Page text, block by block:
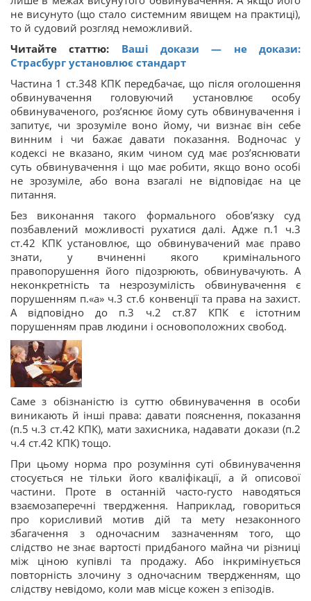
не висунуто (що стало системним явищем на практиці),
то й судовий розгляд неможливий.
Читайте статтю: Ваші докази — не докази:
Страсбург установлює стандарт
Частина 1 ст.348 КПК передбачає, що після оголошення
обвинувачення головуючий установлює особу
обвинуваченого, роз’яснює йому суть обвинувачення і
запитує, чи зрозуміле воно йому, чи визнає він себе
винним і чи бажає давати показання. Водночас у
кодексі не вказано, яким чином суд має роз’яснювати
суть обвинувачення і що має робити, якщо воно особі
не зрозуміле, або вона взагалі не відповідає на це
питання.
Без виконання такого формального обов’язку суд
позбавлений можливості рухатися далі. Адже п.1 ч.3
ст.42 КПК установлює, що обвинувачений має право
знати, у вчиненні якого кримінального
правопорушення його підозрюють, обвинувачують. А
неконкретність та незрозумілість обвинувачення є
порушенням п.«а» ч.3 ст.6 конвенції та права на захист.
А відповідно до п.3 ч.2 ст.87 КПК є істотним
порушенням прав людини і основоположних свобод.
Саме з обізнаністю із суттю обвинувачення в особи
виникають й інші права: давати пояснення, показання
(п.5 ч.3 ст.42 КПК), мати захисника, надавати докази (п.2
ч.4 ст.42 КПК) тощо.
При цьому норма про розуміння суті обвинувачення
стосується не тільки його кваліфікації, а й описової
частини. Проте в останній часто-густо наводяться
взаємозаперечні твердження. Наприклад, говориться
про корисливий мотив дій та мету незаконного
збагачення з одночасним зазначенням того, що
слідство не знає вартості придбаного майна чи різниці
між ціною купівлі та продажу. Або інкримінується
повторність злочину з одночасним твердженням, що
слідству невідомо, коли мав місце кожен з епізодів.